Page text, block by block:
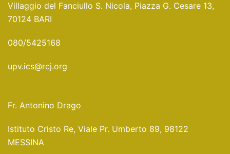
Villaggio del Fanciullo S. Nicola, Piazza G. Cesare 13,
70124 BARI
080/5425168
upv.ics@rcj.org
Fr. Antonino Drago
Istituto Cristo Re, Viale Pr. Umberto 89, 98122
MESSINA